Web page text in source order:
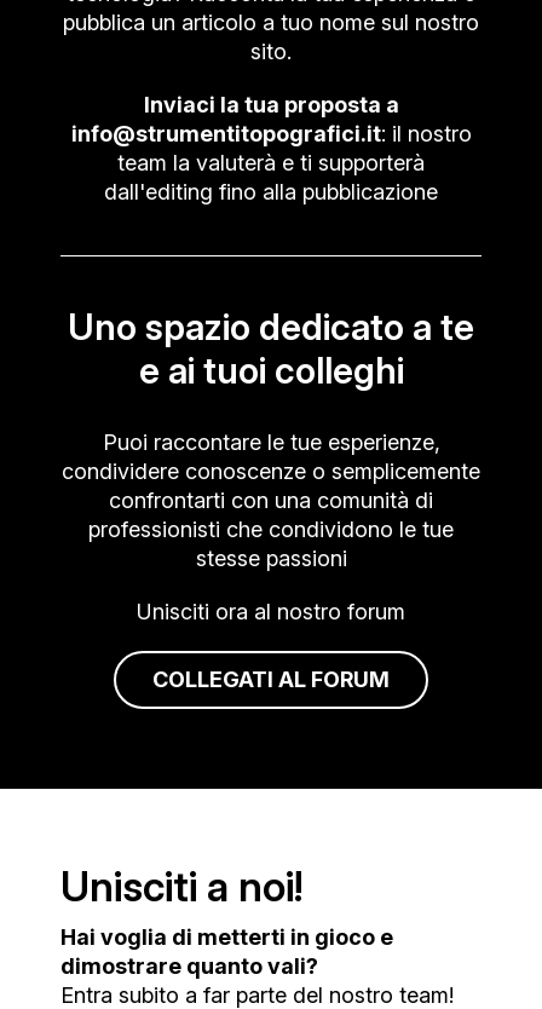
pubblica un articolo a tuo nome sul nostro
sito.
Inviaci la tua proposta a
info@strumentitopografici.it: il nostro
team la valuterà e ti supporterà
dall'editing fino alla pubblicazione
Uno spazio dedicato a te
e ai tuoi colleghi
Puoi raccontare le tue esperienze,
condividere conoscenze o semplicemente
confrontarti con una comunità di
professionisti che condividono le tue
stesse passioni
Unisciti ora al nostro forum
COLLEGATI AL FORUM
Unisciti a noi!
Hai voglia di metterti in gioco e
dimostrare quanto vali?
Entra subito a far parte del nostro team!